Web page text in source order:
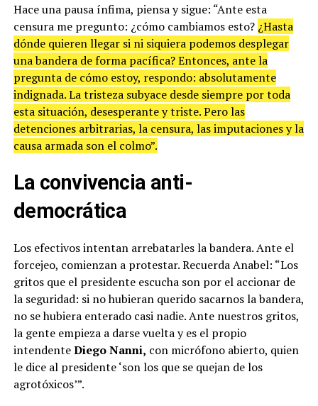
Hace una pausa ínfima, piensa y sigue: “Ante esta
censura me pregunto: ¿cómo cambiamos esto? ¿Hasta
dónde quieren llegar si ni siquiera podemos desplegar
una bandera de forma pacífica? Entonces, ante la
pregunta de cómo estoy, respondo: absolutamente
indignada. La tristeza subyace desde siempre por toda
esta situación, desesperante y triste. Pero las
detenciones arbitrarias, la censura, las imputaciones y la
causa armada son el colmo”.
La convivencia anti-
democrática
Los efectivos intentan arrebatarles la bandera. Ante el
forcejeo, comienzan a protestar. Recuerda Anabel: “Los
gritos que el presidente escucha son por el accionar de
la seguridad: si no hubieran querido sacarnos la bandera,
no se hubiera enterado casi nadie. Ante nuestros gritos,
la gente empieza a darse vuelta y es el propio
intendenteDiego Nanni, con micrófono abierto, quien
le dice al presidente ‘son los que se quejan de los
agrotóxicos’”.